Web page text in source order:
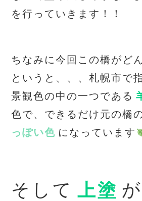
を行っていきます！！
ちなみに今回この橋がど
というと、、、札幌市で
景観色の中の一つである
色で、できるだけ元の橋
っぽい色 になっています
そして 上塗